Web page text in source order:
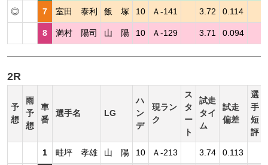
◎ 7 室田 泰利 飯 塚 10 Ａ-141 3.72 0.114
8 満村 陽司 山 陽 10 Ａ-129 3.71 0.094
2R
予
想
雨
予
想
車
番
選手名 LG
ハ
ン
デ
現ラン
ク
ス
タ
ー
ト
試走
タイ
ム
試走
偏差
選
手
短
評
1 畦坪 孝雄 山 陽 10 Ａ-213 3.74 0.113